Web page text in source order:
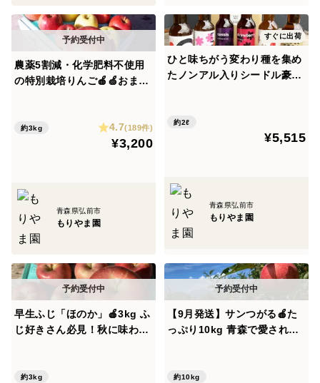
https://www.tabechoku.com/products/89117
あんず色と酸味が特徴の「無添加りんごジュース」↓
https://www.tabechoku.com/products/164279
を製造しています。
農薬5割減・化学肥料不使用
の特別栽培りんご🍎🍏おまか
合せ 化学肥料不使用 青森県
特別栽培認証 皮ごとおいしい
約3kg 4.7(189件)
¥3,200
青森県弘前市
もりやま園
すぐに出荷
ひと味ちがう変わり種を集め
たノンアル入りシードル豪華
母の違いが楽しめる🍏🥂🍎お
届け日時指定熨斗対応可🎁
約2ℓ
¥5,515
青森県弘前市
もりやま園
早生ふじ「ほのか」🍎3kg ふ
じ好きさん必見！秋に味わう
末〜10月上旬発送】
約3kg
【9月発送】サンつがる🍎た
っぷり10kg 青森で愛される
別栽培認証取得 化学肥料不使
約10kg